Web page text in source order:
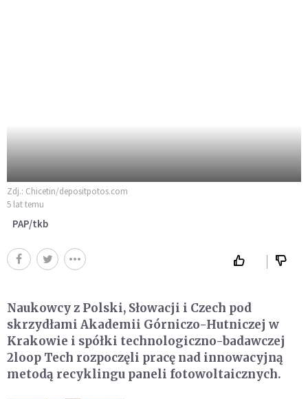
Zdj.: Chicetin/depositpotos.com
5 lat temu
PAP/tkb
Naukowcy z Polski, Słowacji i Czech pod
skrzydłami Akademii Górniczo-Hutniczej w
Krakowie i spółki technologiczno-badawczej
2loop Tech rozpoczęli pracę nad innowacyjną
metodą recyklingu paneli fotowoltaicznych.